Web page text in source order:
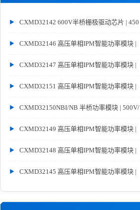
CXMD32142 600V半桥栅极驱动芯片 | 450
CXMD32146 高压单相IPM智能功率模块 |
CXMD32147 高压单相IPM智能功率模块 |
CXMD32151 高压单相IPM智能功率模块 |
CXMD32150NBI/NB 半桥功率模块 | 500V/
CXMD32149 高压单相IPM智能功率模块 |
CXMD32148 高压单相IPM智能功率模块 |
CXMD32145 高压单相IPM智能功率模块 |